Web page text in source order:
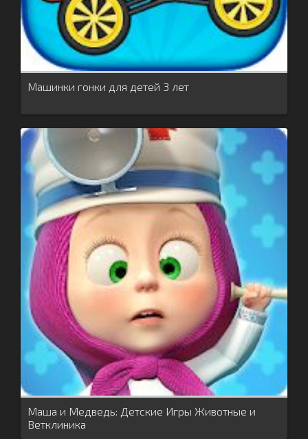
Машинки гонки для детей 3 лет
Маша и Медведь: Детские Игры Животные и
Ветклиника